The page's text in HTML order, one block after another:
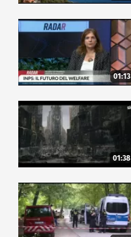
01:13
01:38